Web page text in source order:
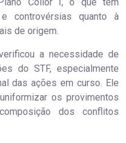
controvérsias quanto à
de origem.
a necessidade de
do STF, especialmente
das ações em curso. Ele
os provimentos
dos conflitos